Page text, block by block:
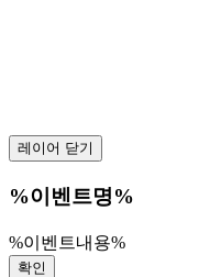
레이어 닫기
%이벤트명%
%이벤트내용%
확인